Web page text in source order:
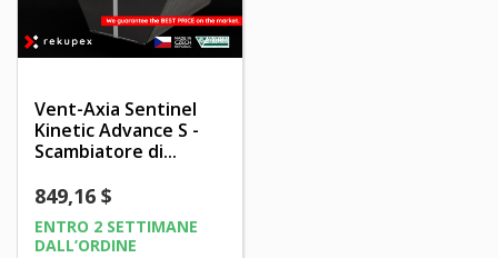
Vent-Axia Sentinel
Kinetic Advance S -
Scambiatore di...
849,16 $
ENTRO 2 SETTIMANE
DALL’ORDINE